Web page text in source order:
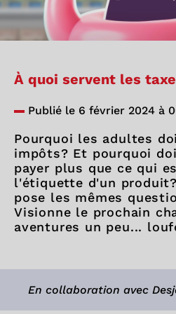
À quoi servent les
Publié le 6 février 2024 à
Pourquoi les adultes
impôts? Et pourquoi
payer plus que ce qui
l'étiquette d'un
pose les mêmes
Visionne le prochain
aventures un peu...
En collaboration avec